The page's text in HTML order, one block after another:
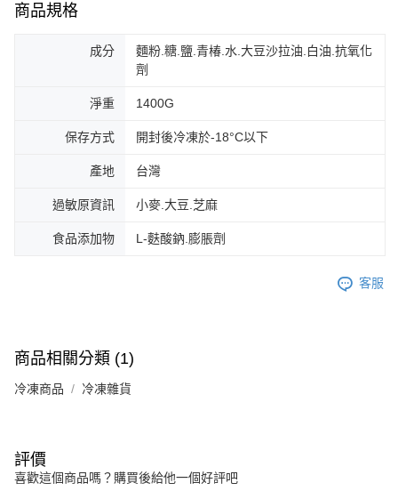
商品規格
成分
麵粉.糖.鹽.青椿.水.大豆沙拉油.白油.抗氧化
劑
淨重 1400G
保存方式 開封後冷凍於-18°C以下
產地 台灣
過敏原資訊 小麥.大豆.芝麻
食品添加物 L-麩酸鈉.膨脹劑
客服
商品相關分類 (1)
冷凍商品 冷凍雜貨
評價
喜歡這個商品嗎？購買後給他一個好評吧